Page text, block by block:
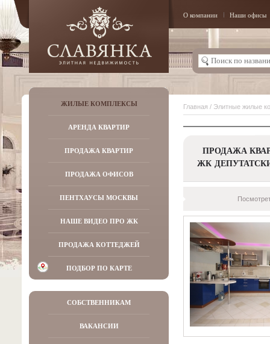
О компании Наши офисы
ЖИЛЫЕ КОМПЛЕКСЫ
АРЕНДА КВАРТИР
ПРОДАЖА КВАРТИР
ПРОДАЖА ОФИСОВ
ПЕНТХАУСЫ МОСКВЫ
НАШЕ ВИДЕО ПРО ЖК
ПРОДАЖА КОТТЕДЖЕЙ
ПОДБОР ПО КАРТЕ
СОБСТВЕННИКАМ
ВАКАНСИИ
Главная / Элитные жилые
ПРОДАЖА
ЖК